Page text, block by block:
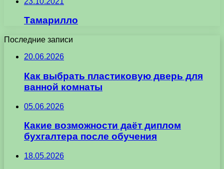
Тамарилло
Последние записи
20.06.2026
Как выбрать пластиковую дверь для
ванной комнаты
05.06.2026
Какие возможности даёт диплом
бухгалтера после обучения
18.05.2026